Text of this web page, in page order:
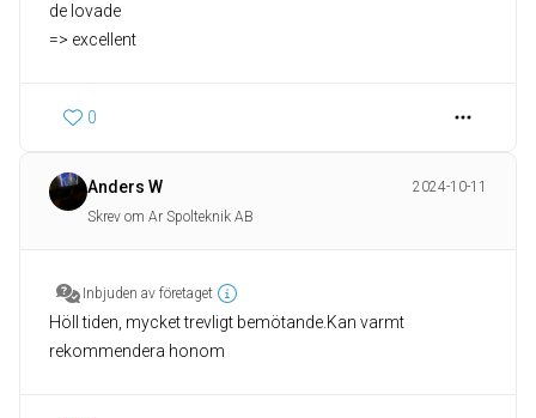
de lovade
=> excellent
0
Anders W
2024-10-11
Skrev om Ar Spolteknik AB
Inbjuden av företaget
Höll tiden, mycket trevligt bemötande.Kan varmt
rekommendera honom